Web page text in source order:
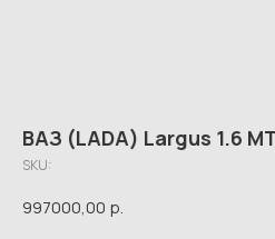
ВАЗ (LADA) Largus 1.6
SKU:
997000,00 р.